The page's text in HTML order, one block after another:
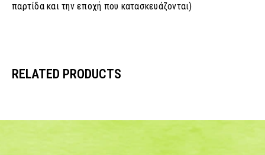
παρτίδα και την εποχή που κατασκευάζονται)
RELATED PRODUCTS